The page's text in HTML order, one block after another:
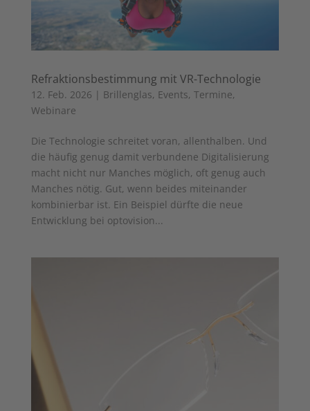
Refraktionsbestimmung mit VR-Technologie
12. Feb. 2026 | Brillenglas, Events, Termine,
Webinare
Die Technologie schreitet voran, allenthalben. Und
die häufig genug damit verbundene Digitalisierung
macht nicht nur Manches möglich, oft genug auch
Manches nötig. Gut, wenn beides miteinander
kombinierbar ist. Ein Beispiel dürfte die neue
Entwicklung bei optovision...